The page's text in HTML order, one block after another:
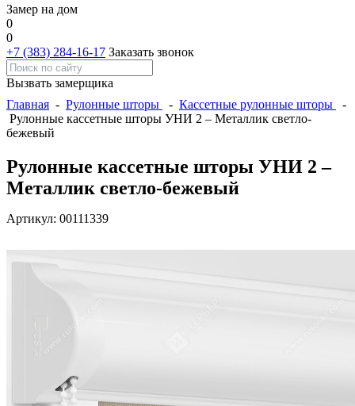
Замер на дом
0
0
+7 (383) 284-16-17 Заказать звонок
Вызвать замерщика
Главная - Рулонные шторы - Кассетные рулонные шторы
-
Рулонные кассетные шторы УНИ 2 – Металлик светло-
бежевый
Рулонные кассетные шторы УНИ 2 –
Металлик светло-бежевый
Артикул: 00111339